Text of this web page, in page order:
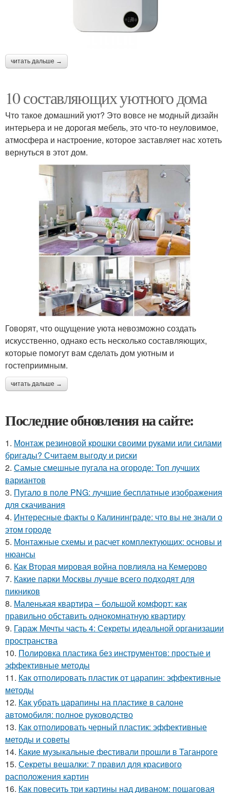
читать дальше →
10 составляющих уютного дома
Что такое домашний уют? Это вовсе не модный дизайн
интерьера и не дорогая мебель, это что-то неуловимое,
атмосфера и настроение, которое заставляет нас хотеть
вернуться в этот дом.
Говорят, что ощущение уюта невозможно создать
искусственно, однако есть несколько составляющих,
которые помогут вам сделать дом уютным и
гостеприимным.
читать дальше →
Последние обновления на сайте:
1. Монтаж резиновой крошки своими руками или силами
бригады? Считаем выгоду и риски
2. Самые смешные пугала на огороде: Топ лучших
вариантов
3. Пугало в поле PNG: лучшие бесплатные изображения
для скачивания
4. Интересные факты о Калининграде: что вы не знали о
этом городе
5. Монтажные схемы и расчет комплектующих: основы и
нюансы
6. Как Вторая мировая война повлияла на Кемерово
7. Какие парки Москвы лучше всего подходят для
пикников
8. Маленькая квартира – большой комфорт: как
правильно обставить однокомнатную квартиру
9. Гараж Мечты часть 4: Секреты идеальной организации
пространства
10. Полировка пластика без инструментов: простые и
эффективные методы
11. Как отполировать пластик от царапин: эффективные
методы
12. Как убрать царапины на пластике в салоне
автомобиля: полное руководство
13. Как отполировать черный пластик: эффективные
методы и советы
14. Какие музыкальные фестивали прошли в Таганроге
15. Секреты вешалки: 7 правил для красивого
расположения картин
16. Как повесить три картины над диваном: пошаговая